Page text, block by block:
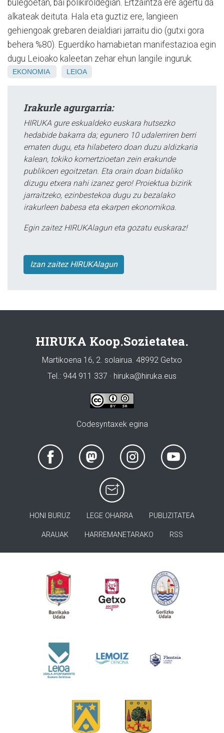
bulegoetan, bai polikiroldegian. Ertzaintza ere agertu da
alkateak deituta. Hala eta guztiz ere, langieen
gehiengoak grebaren deialdiari jarraitu dio (gutxi gora
behera %80). Eguerdiko hamabietan manifestazioa egin
dugu Leioako kaleetan zehar ehun langile inguruk.
EKONOMIA LEIOA
Irakurle agurgarria:
HIRUKA gure eskualdeko euskara hutsezko
hedabide bakarra da; egunero 10 udalerriren berri
ematen dugu, eta hilabetero doan duzu aldizkaria
kalean, tokiko komertzioetan zein erakunde
publikoen egoitzetan. Eta orain doan bidaliko
dizugu etxera nahi izanez gero! Proiektua bizirik
jarraitzeko, ezinbestekoa dugu zu bezalako
irakurleen babesa eta ekarpen ekonomikoa.
Egin zaitez HIRUKAlagun eta gozatu euskaraz!
Izan zaitez HIRUKAlagun
HIRUKA Koop.Sozietatea.
Martikoena 16, 2. solairua. 48992 Getxo
Tel.: 944 911 337 · hiruka@hiruka.eus
Codesyntaxek egina
HONI BURUZ LEGE OHARRA PUBLIZITATEA
ARAUAK HARREMANETARAKO RSS